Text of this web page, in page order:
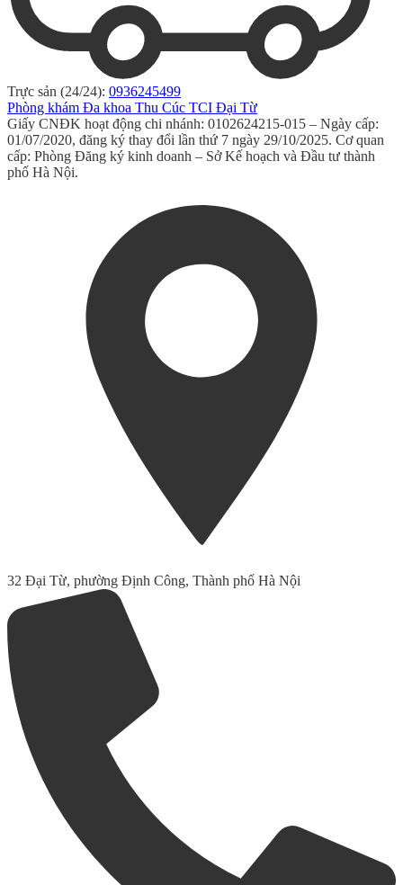
Trực sản (24/24): 0936245499
Phòng khám Đa khoa Thu Cúc TCI Đại Từ
Giấy CNĐK hoạt động chi nhánh: 0102624215-015 – Ngày cấp:
01/07/2020, đăng ký thay đổi lần thứ 7 ngày 29/10/2025. Cơ quan
cấp: Phòng Đăng ký kinh doanh – Sở Kế hoạch và Đầu tư thành
phố Hà Nội.
32 Đại Từ, phường Định Công, Thành phố Hà Nội